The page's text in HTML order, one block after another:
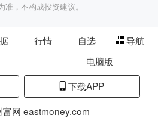
，不构成投资建议。
行情 自选
导航
电脑版
下载APP
富网 eastmoney.com